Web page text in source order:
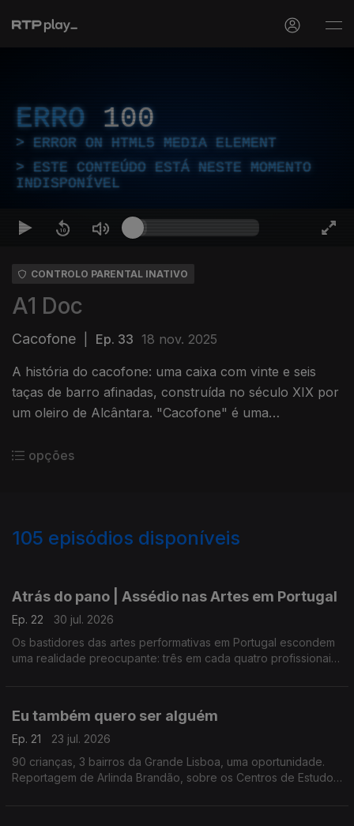
ERRO 100
ERROR ON HTML5 MEDIA ELEMENT
ESTE CONTEÚDO ESTÁ NESTE MOMENTO
INDISPONÍVEL
CONTROLO PARENTAL INATIVO
A1 Doc
Cacofone Ep. 33 18 nov. 2025
A história do cacofone: uma caixa com vinte e seis
taças de barro afinadas, construída no século XIX por
um oleiro de Alcântara. "Cacofone" é uma
opções
105 episódios disponíveis
Atrás do pano | Assédio nas Artes em Portugal
Ep. 22
30 jul. 2026
Os bastidores das artes performativas em Portugal escondem
uma realidade preocupante: três em cada quatro profissionais
Eu também quero ser alguém
Ep. 21
23 jul. 2026
90 crianças, 3 bairros da Grande Lisboa, uma oportunidade.
Reportagem de Arlinda Brandão, sobre os Centros de Estudo